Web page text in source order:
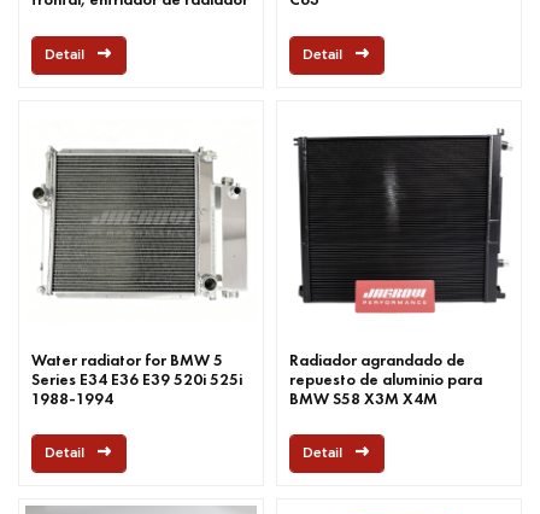
viento para Mercedes Benz
W204 C63
Detail Detail
Water radiator for BMW 5
Series E34 E36 E39 520i 525i
1988-1994
Detail
Radiador agrandado de
repuesto de aluminio para
BMW S58 X3M X4M
Detail